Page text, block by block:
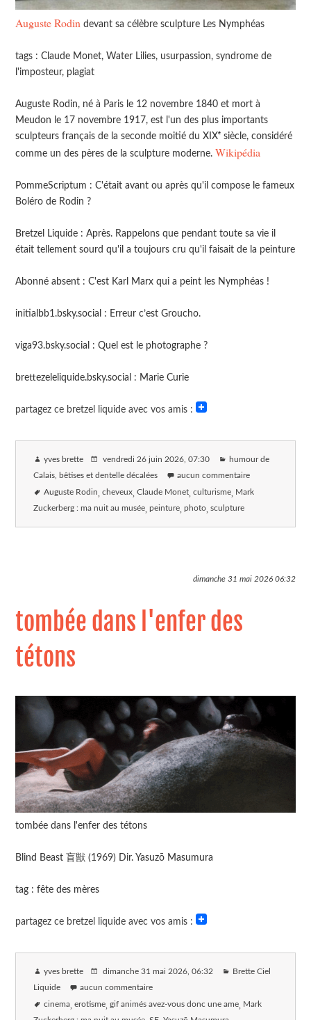
Auguste Rodin devant sa célèbre sculpture Les Nymphéas
tags : Claude Monet, Water Lilies, usurpassion, syndrome de
l'imposteur, plagiat
Auguste Rodin, né à Paris le 12 novembre 1840 et mort à
Meudon le 17 novembre 1917, est l'un des plus importants
sculpteurs français de la seconde moitié du XIXᵉ siècle, considéré
comme un des pères de la sculpture moderne.Wikipédia
‪PommeScriptum : C'était avant ou après qu'il compose le fameux
Boléro de Rodin ?
Bretzel Liquide‬ : Après. Rappelons que pendant toute sa vie il
était tellement sourd qu'il a toujours cru qu'il faisait de la peinture
‪Abonné absent‬ : C'est Karl Marx qui a peint les Nymphéas !
‪initialbb1.bsky.social‬ : Erreur c’est Groucho.
viga93.bsky.social‬ : Quel est le photographe ?
brettezeleliquide.bsky.social‬ : Marie Curie
partagez ce bretzel liquide avec vos amis :
yves brette vendredi 26 juin 2026 , 07:30 humour de
Calais, bêtises et dentelle décalées aucun commentaire
Auguste Rodin cheveux Claude Monet culturisme Mark
Zuckerberg : ma nuit au musée peinture photo sculpture
dimanche 31 mai 202606:32
tombée dans l'enfer des
tétons
tombée dans l'enfer des tétons
Blind Beast 盲獣 (1969) Dir. Yasuzō Masumura
tag : fête des mères
partagez ce bretzel liquide avec vos amis :
yves brette dimanche 31 mai 2026 , 06:32 Brette Ciel
Liquide aucun commentaire
cinema erotisme gif animés avez-vous donc une ame Mark